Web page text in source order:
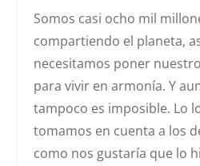
Somos casi ocho mil
compartiendo el planeta,
necesitamos poner
para vivir en armonía. Y
tampoco es imposible. Lo
tomamos en cuenta a los
como nos gustaría que lo